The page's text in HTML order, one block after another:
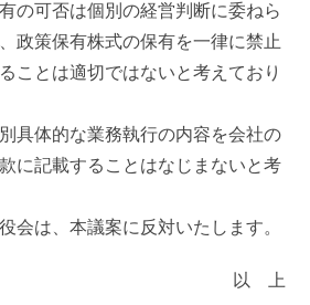
の可否は個別の経営判断に委ねら
政策保有株式の保有を一律に禁止
ことは適切ではないと考えており
具体的な業務執行の内容を会社の
に記載することはなじまないと考
会は、本議案に反対いたします。
以 上